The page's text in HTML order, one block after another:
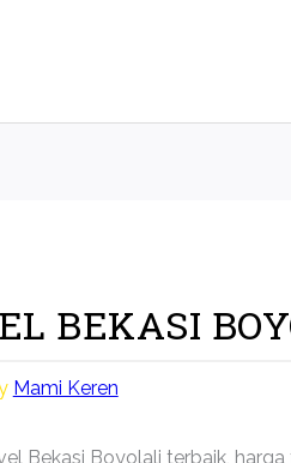
BEKASI
Mami Keren
Bekasi Boyolali terbaik,